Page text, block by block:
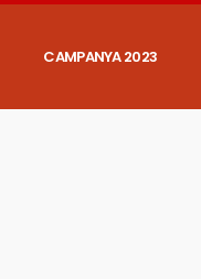
CAMPANYA 2023